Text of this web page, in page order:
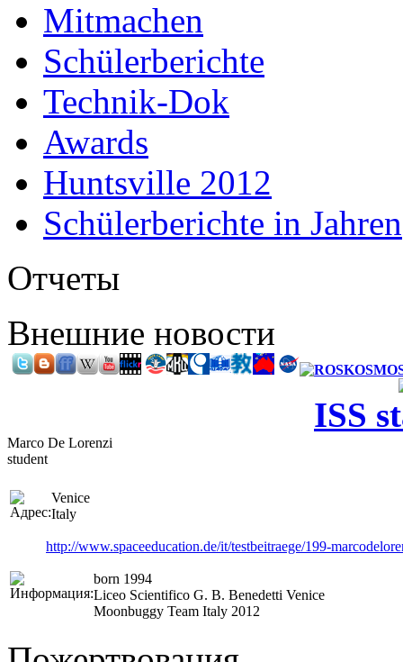
Mitmachen
Schülerberichte
Technik-Dok
Awards
Huntsville 2012
Schülerberichte in Jahren
Отчеты
Внешние новости
ISS
Marco De Lorenzi
student
Venice
Italy
http://www.spaceeducation.de/it/testbeitraege/199-
born 1994
Liceo Scientifico G. B. Benedetti Venice
Moonbuggy Team Italy 2012